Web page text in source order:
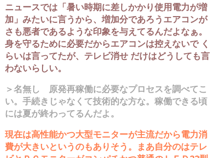
ニュースでは「暑い時期に差しかかり使用電力が増
加」みたいに言うから、増加分であろうエアコンが
さも悪者であるような印象を与えてるんだよなぁ。
身を守るために必要だからエアコンは控えないで く
らいは言ってたが、テレビ消せ だけはどうしても言
わないらしい。
＞名無し 原発再稼働に必要なプロセスを調べてこ
い。手続きじゃなくて技術的な方な。稼働できる頃
には夏が終わってるんだよ。
現在は高性能かつ大型モニターが主流だから電力消
費が大きいというのもありそう。まあ自分のはテレ